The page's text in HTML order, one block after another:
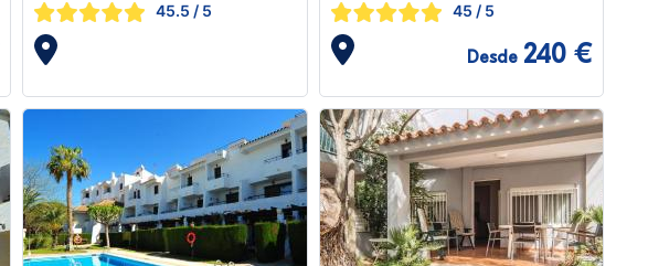
45.5 / 5 45 / 5
Desde 240 €